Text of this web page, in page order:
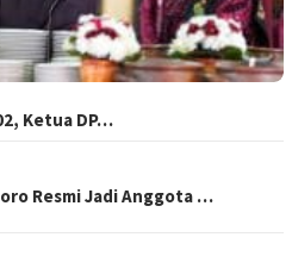
Ketua DP…
Resmi Jadi Anggota …